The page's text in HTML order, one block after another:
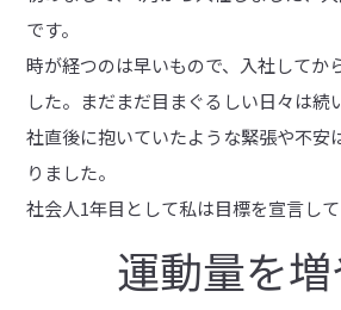
です。
時が経つのは早いもので、入社してか
した。まだまだ目まぐるしい日々は続
社直後に抱いていたような緊張や不安
りました。
社会人1年目として私は目標を宣言して
運動量を